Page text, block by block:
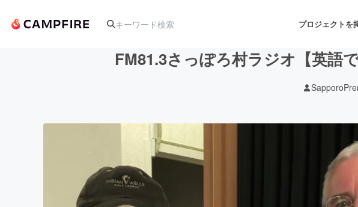
プロジェクトを
アート・写真
テクノロジー・ガジェット ゲーム・サービス開発
FM81.3さっぽろ村ラジオ【英語